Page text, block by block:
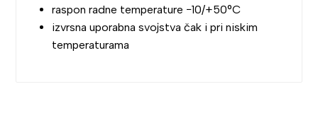
raspon radne temperature −10/+50°C
izvrsna uporabna svojstva čak i pri niskim
temperaturama